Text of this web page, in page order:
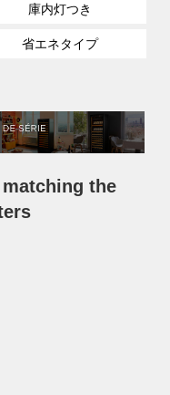
庫内灯つき
省エネタイプ
the